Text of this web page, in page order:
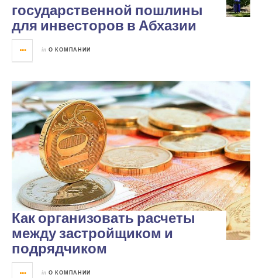
государственной пошлины
для инвесторов в Абхазии
in О КОМПАНИИ
Как организовать расчеты
между застройщиком и
подрядчиком
in О КОМПАНИИ